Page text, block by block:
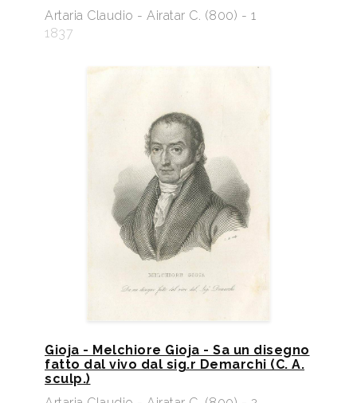
Artaria Claudio - Airatar C. (800) - 1
1837
Gioja - Melchiore Gioja - Sa un disegno
fatto dal vivo dal sig.r Demarchi (C. A.
sculp.)